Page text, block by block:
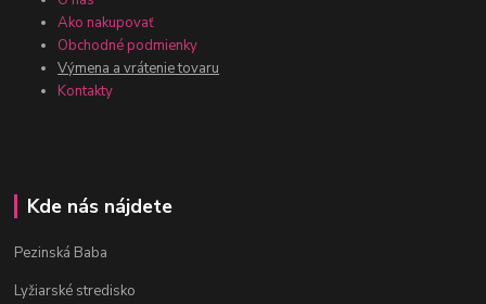
Ako nakupovať
Obchodné podmienky
Výmena a vrátenie tovaru
Kontakty
Kde nás nájdete
Pezinská Baba
Lyžiarské stredisko